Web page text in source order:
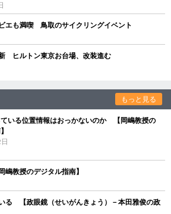
エも満喫 鳥取のサイクリングイベント
ヒルトン東京お台場、改装進む
もっと見る
いる位置情報はおっかないのか 【岡嶋教授の
教授のデジタル指南】
る 【政眼鏡（せいがんきょう）－本田雅俊の政